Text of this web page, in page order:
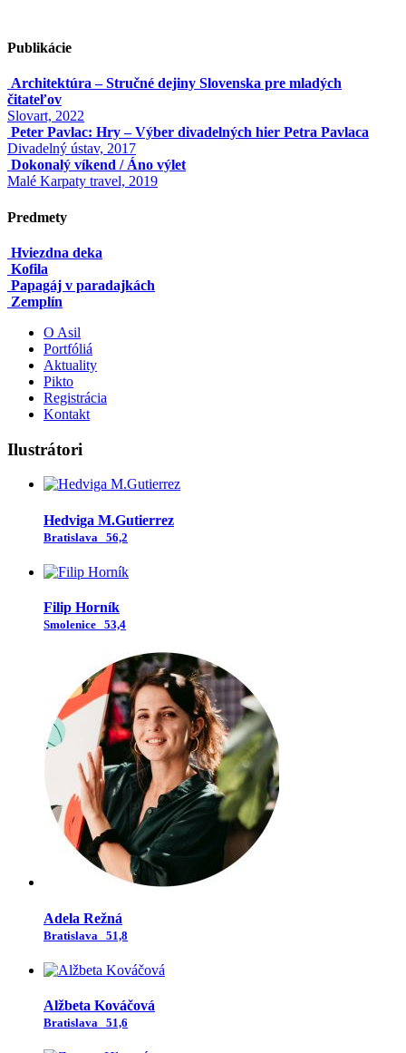
Publikácie
Architektúra – Stručné dejiny Slovenska pre mladých
čitateľov
Slovart, 2022
Peter Pavlac: Hry – Výber divadelných hier Petra Pavlaca
Divadelný ústav, 2017
Dokonalý víkend / Áno výlet
Malé Karpaty travel, 2019
Predmety
Hviezdna deka
Kofila
Papagáj v paradajkách
Zemplín
O Asil
Portfóliá
Aktuality
Pikto
Registrácia
Kontakt
Ilustrátori
Hedviga M.Gutierrez
Bratislava 56,2
Filip Horník
Smolenice 53,4
Adela Režná
Bratislava 51,8
Alžbeta Kováčová
Bratislava 51,6